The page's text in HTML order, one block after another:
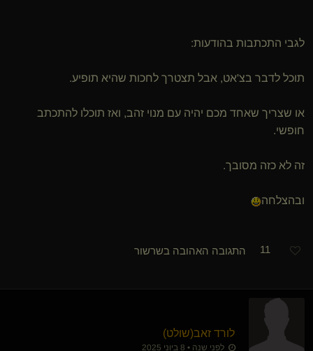
לגבי התכתבות בהודעות:
תוכל לדבר בצ'אט, אבל תצטרך לחכות שהיא תופיע.
או שצריך שאחד מכם יהיה עם מנוי זהב, ואז תוכלו להתכתב
חופשי.
זה לא כזה מסובך.
ובהצלחה
11 התגובה האהובה בשרשור
לורד זאב​(שולט)
לפני שנה • 8 ביוני 2025